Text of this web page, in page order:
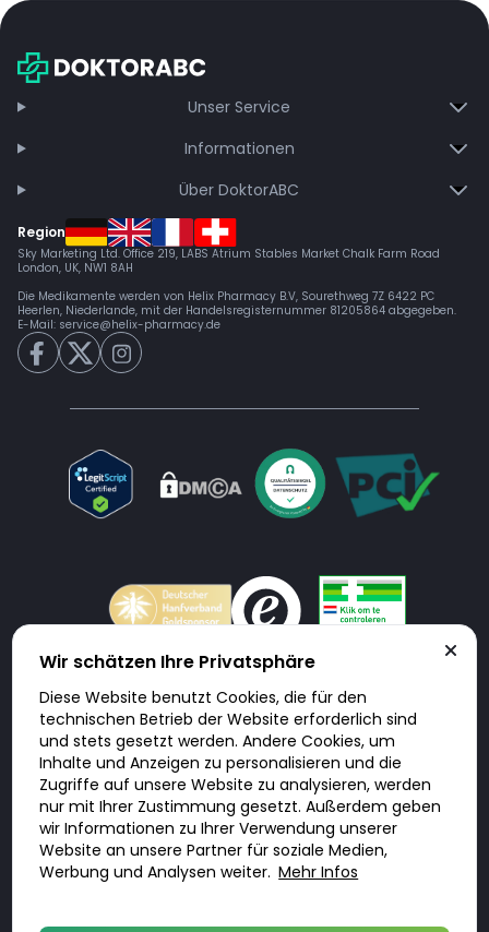
Unser Service
Informationen
Über DoktorABC
Region
Sky Marketing Ltd. Office 219, LABS Atrium Stables Market Chalk Farm Road
London, UK, NW1 8AH
Die Medikamente werden von Helix Pharmacy B.V, Sourethweg 7Z 6422 PC
Heerlen, Niederlande, mit der Handelsregisternummer 81205864 abgegeben.
E-Mail: service@helix-pharmacy.de
Doktorabc.com ist eine Vermittlungsplattform. Doktorabc ist ausdrücklich
keine Internetapotheke. Doktorabc bietet keine Medikamente oder
sonstige Produkte an oder liefert diese. Jegliche Informationen zu
Produkten, Medikamenten und Preisen auf der Internetseite beinhalten
kein Angebot von Doktorabc an Sie. Für die Einhaltung der in Ihrem Land
geltenden Gesetze und sonstigen Rechtsvorschriften sind Sie als Nutzer
selbst verantwortlich. Die Nutzung unseres Services auf Doktorabc durch
Sie erfolgt auf eigenes Risiko und in eigener Verantwortung. Sie erklären,
diese Internetseite aus eigener Initiative zu besuchen und zu nutzen.
Wir schätzen Ihre Privatsphäre
Diese Website benutzt Cookies, die für den
technischen Betrieb der Website erforderlich sind
und stets gesetzt werden. Andere Cookies, um
Inhalte und Anzeigen zu personalisieren und die
Zugriffe auf unsere Website zu analysieren, werden
nur mit Ihrer Zustimmung gesetzt. Außerdem geben
wir Informationen zu Ihrer Verwendung unserer
Website an unsere Partner für soziale Medien,
Werbung und Analysen weiter. Mehr Infos